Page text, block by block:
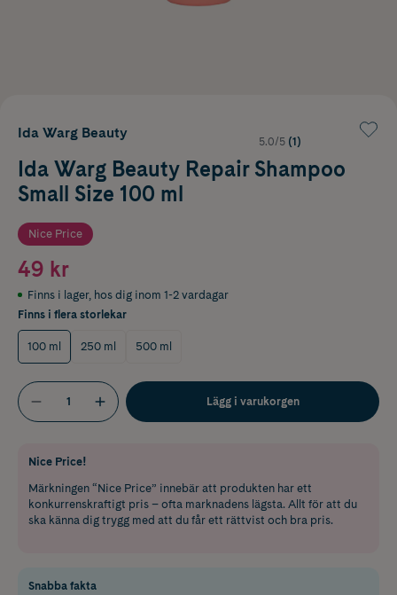
Ida Warg Beauty
5.0/5 (1)
Ida Warg Beauty Repair Shampoo
Small Size 100 ml
Nice Price
49 kr
Finns i lager, hos dig inom 1-2 vardagar
Finns i flera storlekar
100 ml 250 ml 500 ml
Lägg i varukorgen
Nice Price!
Märkningen “Nice Price” innebär att produkten har ett
konkurrenskraftigt pris – ofta marknadens lägsta. Allt för att du
ska känna dig trygg med att du får ett rättvist och bra pris.
Snabba fakta